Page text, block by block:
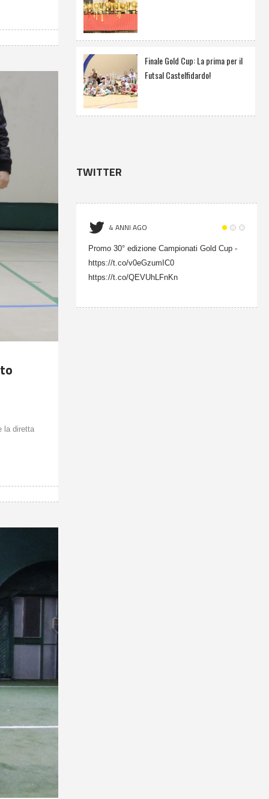
la diretta
Finale Gold Cup: La prima per il
Futsal Castelfidardo!
TWITTER
4 ANNI AGO
Promo 30° edizione Campionati Gold Cup -
https://t.co/v0eGzumIC0
https://t.co/QEVUhLFnKn